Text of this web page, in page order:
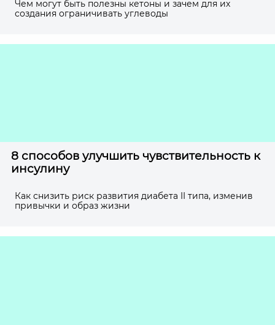
Чем могут быть полезны кетоны и зачем для их
создания ограничивать углеводы
8 способов улучшить чувствительность к
инсулину
Как снизить риск развития диабета II типа, изменив
привычки и образ жизни